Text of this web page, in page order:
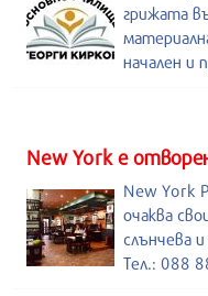
грижата
начален и
New York е
New York
очаква
слънчева
Тел.: 088